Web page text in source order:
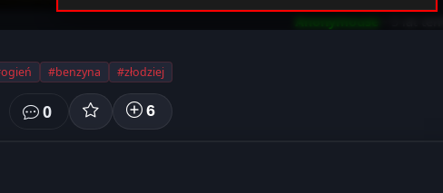
Anonymouse
#benzyna #złodziej
0 6